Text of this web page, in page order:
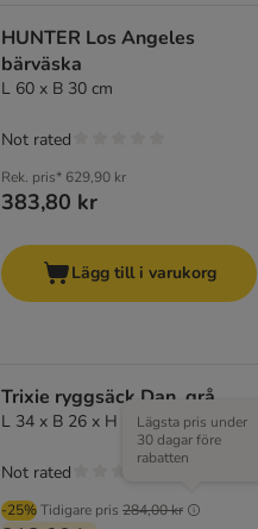
HUNTER Los Angeles
bärväska
L 60 x B 30 cm
Rek. pris* 629,90 kr
383,80 kr
Not rated
Lägg till i varukorg
Trixie ryggsäck Dan, grå
L 34 x B 26 x H 44 cm
-25%Tidigare pris 284,00 kr
Lägsta pris under
30 dagar före
rabatten
Not rated